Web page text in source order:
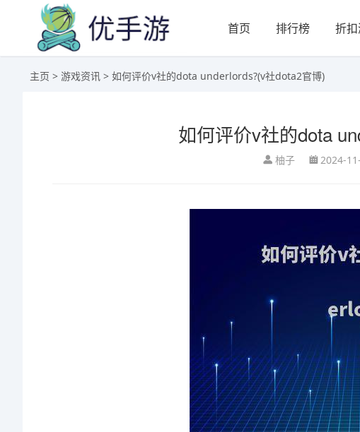
首页 排行榜 折
主页 > 游戏资讯 > 如何评价v社的dota underlords?(v社dota2官博)
如何评价v社的dota
柚子 2024-